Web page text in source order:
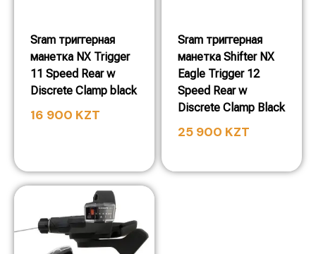
Sram триггерная
манетка NX Trigger
11 Speed Rear w
Discrete Clamp black
16 900 KZT
Sram триггерная
манетка Shifter NX
Eagle Trigger 12
Speed Rear w
Discrete Clamp Black
25 900 KZT